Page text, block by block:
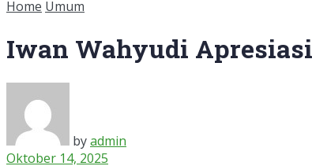
Home Umum
Iwan Wahyudi
byadmin
Oktober 14, 2025